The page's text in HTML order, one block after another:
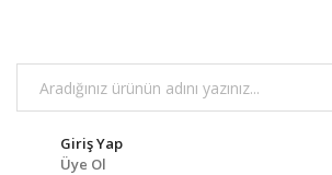
Giriş Yap
Üye Ol